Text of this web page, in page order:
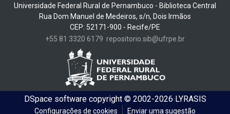
Universidade Federal Rural de Pernambuco - Biblioteca Central
Rua Dom Manuel de Medeiros, s/n, Dois Irmãos
CEP: 52171-900 - Recife/PE
+55 81 3320 6179 repositorio.sib@ufrpe.br
DSpace softwarecopyright © 2002-2026 LYRASIS
Configurações de cookies Enviar uma sugestão